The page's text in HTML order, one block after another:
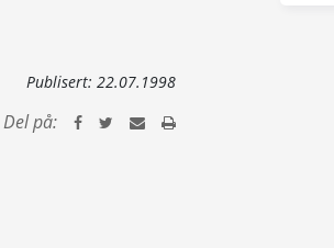
Publisert: 22.07.1998
Del på: